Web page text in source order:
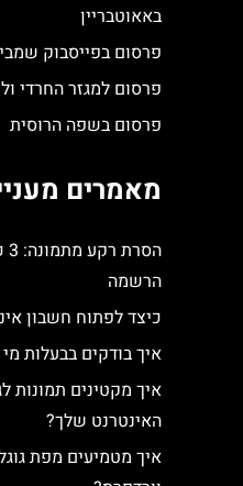
באאוטבריין
פרסום בפייסבוק
פרסום למגזר החרדי
פרסום בשפה הרוסית
מאמרים
הרשמה
כיצד לפתוח חשבון
איך בודקים בבעלות מי
איך מקטינים תמונות
האינטרנט שלך?
איך מטמיעים מפת